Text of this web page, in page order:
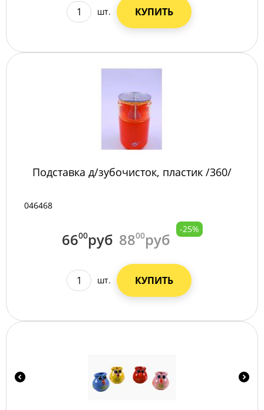
шт. КУПИТЬ
Подставка д/зубочисток, пластик /360/
046468
6600руб 8800руб
-25%
шт. КУПИТЬ